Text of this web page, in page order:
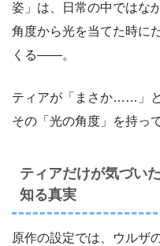
姿」は、日常の中ではな
角度から光を当てた時に
くる――。
ティアが「まさか……」
その「光の角度」を持っ
ティアだけが気づい
知る真実
原作の設定では、ウルザ